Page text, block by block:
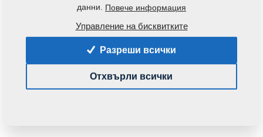
данни. Повече информация
Управление на бисквитките
Разреши всички
Отхвърли всички